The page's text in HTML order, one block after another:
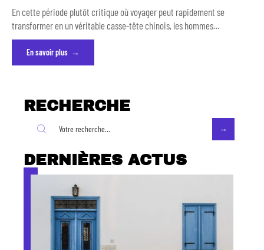
En cette période plutôt critique où voyager peut rapidement se
transformer en un véritable casse-tête chinois, les hommes…
En savoir plus
RECHERCHE
DERNIÈRES ACTUS